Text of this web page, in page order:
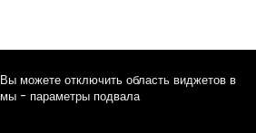
можете отключить область виджетов в
- параметры подвала